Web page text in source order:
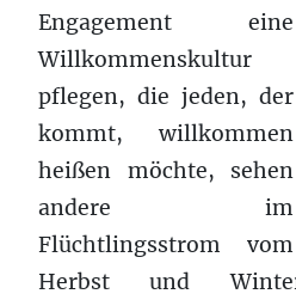
Engagement eine
Willkommenskultur
pflegen, die jeden, der
kommt, willkommen
heißen möchte, sehen
andere im
Flüchtlingsstrom vom
Herbst und